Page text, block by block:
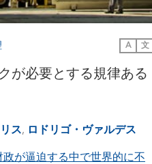
A 文
が必要とする規律ある
ス, ロドリゴ・ヴァルデス
が逼迫する中で世界的に不